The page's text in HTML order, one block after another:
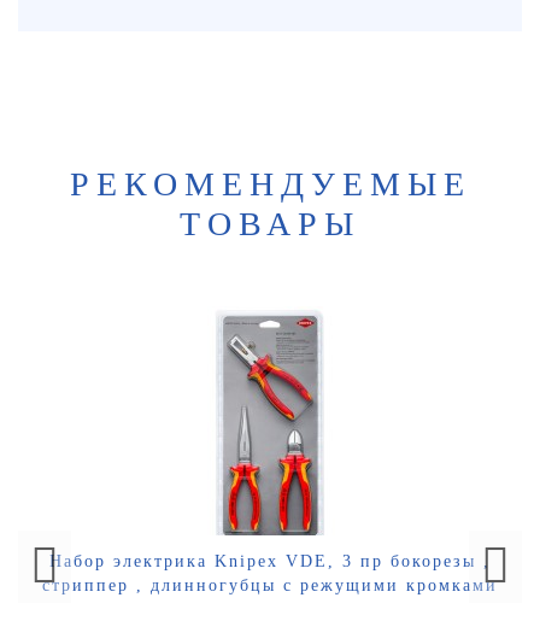
РЕКОМЕНДУЕМЫЕ
ТОВАРЫ
Набор электрика Knipex VDE, 3 пр бокорезы ,
стриппер , длинногубцы с режущими кромками